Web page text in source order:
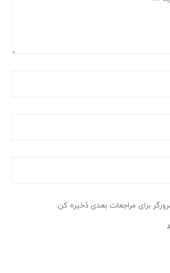
برای مراجعات بعدی ذخیره کن.